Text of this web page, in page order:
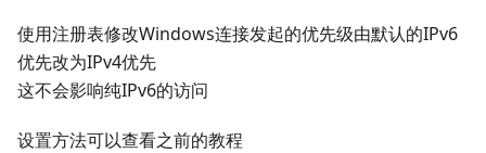
使用注册表修改Windows连接发起的优先级由默认的IPv6
优先改为IPv4优先
这不会影响纯IPv6的访问
设置方法可以查看之前的教程